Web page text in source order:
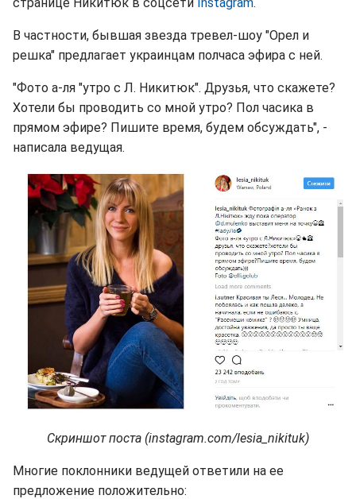
В частности, бывшая звезда тревел-шоу "Орел и
решка" предлагает украинцам полчаса эфира с ней.
"Фото а-ля "утро с Л. Никитюк". Друзья, что скажете?
Хотели бы проводить со мной утро? Пол часика в
прямом эфире? Пишите время, будем обсуждать", -
написала ведущая.
Скриншот поста (instagram.com/lesia_nikituk)
Многие поклонники ведущей ответили на ее
предложение положительно: